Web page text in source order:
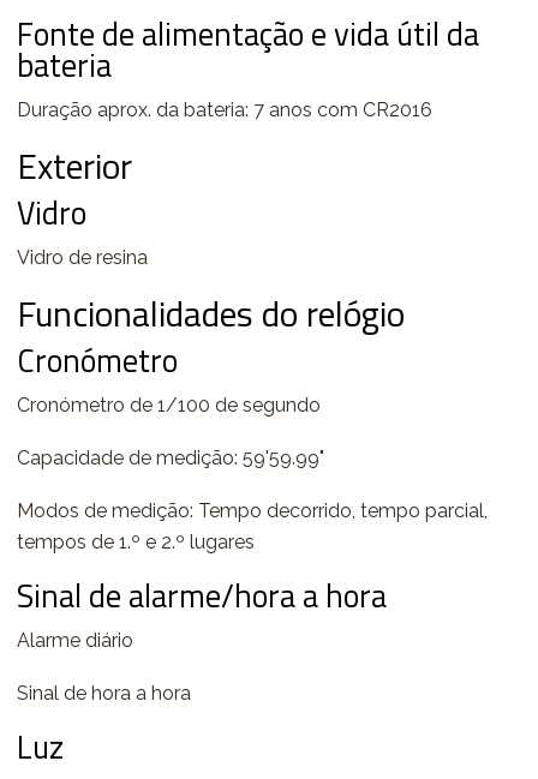
Fonte de alimentação e vida útil da
bateria
Duração aprox. da bateria: 7 anos com CR2016
Exterior
Vidro
Vidro de resina
Funcionalidades do relógio
Cronómetro
Cronómetro de 1/100 de segundo
Capacidade de medição: 59'59.99"
Modos de medição: Tempo decorrido, tempo parcial,
tempos de 1.º e 2.º lugares
Sinal de alarme/hora a hora
Alarme diário
Sinal de hora a hora
Luz